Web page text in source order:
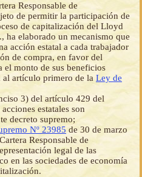
Responsable de
de permitir la participación de
de capitalización del Lloyd
ha elaborado un mecanismo que
acción estatal a cada trabajador
de compra, en favor del
el monto de sus beneficios
artículo primero de la Ley de
3) del artículo 429 del
estatales son
decreto supremo;
Nº 23985 de 30 de marzo
Responsable de
legal de las
en las sociedades de economía